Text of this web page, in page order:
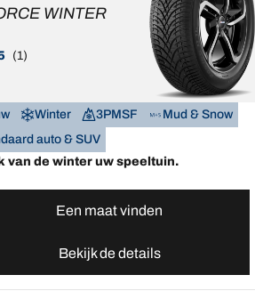
WINTER
(1)
Winter 3PMSF
Mud & Snow
auto & SUV
van de winter uw speeltuin.
Een maat vinden
Bekijk de details